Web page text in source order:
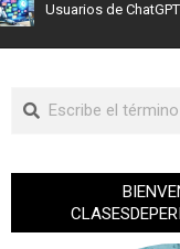
Usuarios de ChatGPT